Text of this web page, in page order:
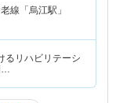
線「烏江駅」
るリハビリテーシ
…